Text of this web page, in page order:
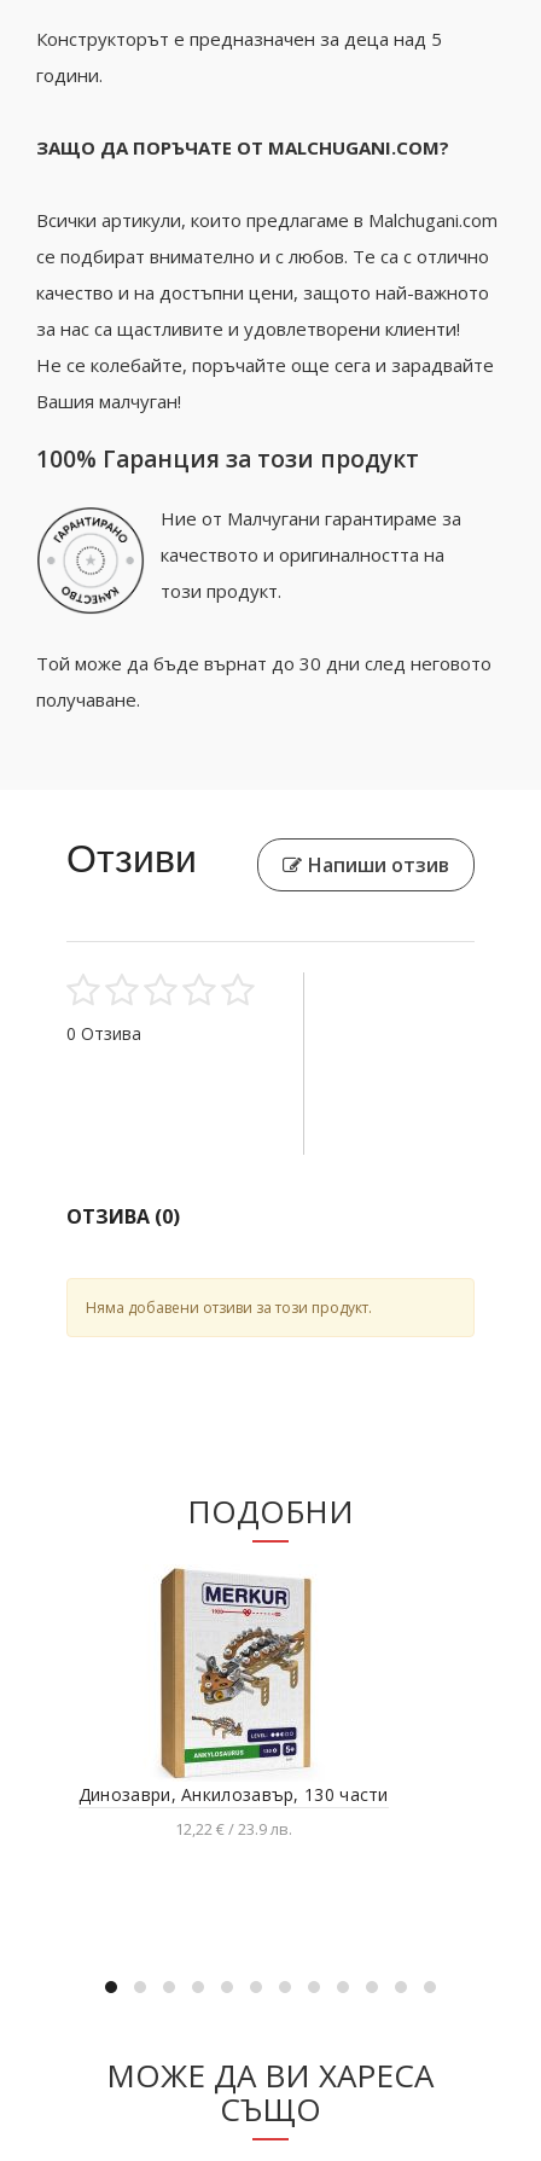
Конструкторът е предназначен за деца над 5
години.
ЗАЩО ДА ПОРЪЧАТЕ ОТ MALCHUGANI.COM?
Всички артикули, които предлагаме в Malchugani.com
се подбират внимателно и с любов. Те са с отлично
качество и на достъпни цени, защото най-важното
за нас са щастливите и удовлетворени клиенти!
Не се колебайте, поръчайте още сега и зарадвайте
Вашия малчуган!
100% Гаранция за този продукт
Ние от Малчугани гарантираме за
качеството и оригиналността на
този продукт.
Той може да бъде върнат до 30 дни след неговото
получаване.
Отзиви Напиши отзив
0 Отзива
ОТЗИВА (0)
Няма добавени отзиви за този продукт.
ПОДОБНИ
Динозаври, Анкилозавър, 130 части
12,22 € / 23.9 лв.
МОЖЕ ДА ВИ ХАРЕСА
СЪЩО